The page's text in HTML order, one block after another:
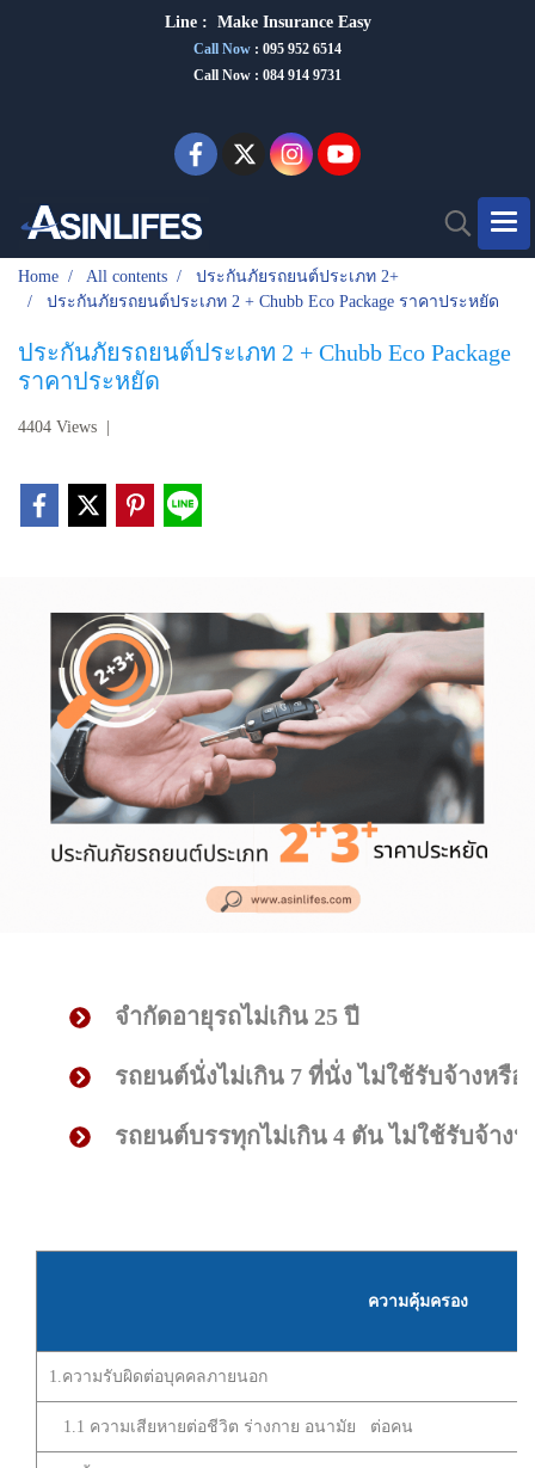
Line : Make Insurance Easy
Call Now : 095 952 6514
Call Now : 084 914 9731
Home All contents
ประกันภัยรถยนต์ประเภท 2+
ประกันภัยรถยนต์ประเภท 2 + Chubb Eco Package ราคาประหยัด
ประกันภัยรถยนต์ประเภท 2 + Chubb Eco Package
ราคาประหยัด
4404 Views
จำกัดอายุรถไม่เกิน 25 ปี
รถยนต์นั่งไม่เกิน 7 ที่นั่ง ไม่ใช้รับจ้างหรือ
รถยนต์บรรทุกไม่เกิน 4 ตัน ไม่ใช้รับจ้างห
ความคุ้มครอง
1.ความรับผิดต่อบุคคลภายนอก
1.1 ความเสียหายต่อชีวิต ร่างกาย อนามัย ต่อคน